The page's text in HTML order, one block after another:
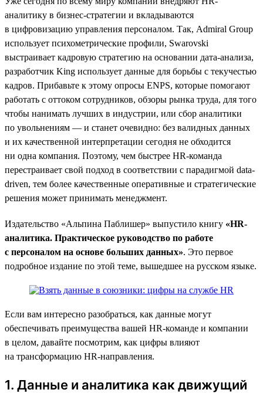
аналитику в бизнес-стратегии и вкладываются
в цифровизацию управления персоналом. Так, Admiral Group
использует психометрические профили, Swarovski
выстраивает кадровую стратегию на основании дата-анализа,
разработчик King использует данные для борьбы с текучестью
кадров. Прибавьте к этому опросы ENPS, которые помогают
работать с оттоком сотрудников, обзоры рынка труда, для того
чтобы нанимать лучших в индустрии, или сбор аналитики
по увольнениям — и станет очевидно: без валидных данных
и их качественной интерпретации сегодня не обходится
ни одна компания. Поэтому, чем быстрее HR-команда
перестраивает свой подход в соответствии с парадигмой data-
driven, тем более качественные оперативные и стратегические
решения может принимать менеджмент.
Издательство «Альпина Паблишер» выпустило книгу «HR-
аналитика. Практическое руководство по работе
с персоналом на основе больших данных». Это первое
подробное издание по этой теме, вышедшее на русском языке.
Если вам интересно разобраться, как данные могут
обеспечивать преимущества вашей HR-команде и компании
в целом, давайте посмотрим, как цифры влияют
на трансформацию HR-направления.
1. Данные и аналитика как движущий